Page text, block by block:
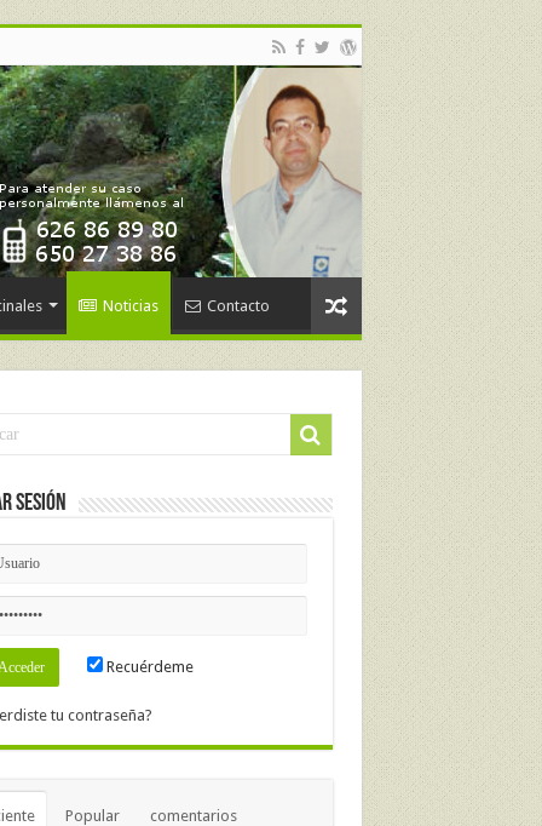
Noticias Contacto
Sesión
Recuérdeme
tu contraseña?
Popular comentarios